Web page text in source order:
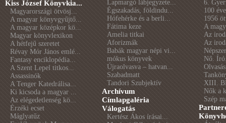
Kiss József Könyvkia...
Magyarországi ötvösj...
A magyar könyvgyűjtő...
A magyar középkor kö...
Magyar könyvlexikon
A hétfejű szeretet
Révay Mór János emlé...
Fantasy enciklopédia...
A Szent Lepel titkos...
Assassinók
A Tenger Katedrálisa...
Ki kicsoda a magyar ...
Az elégedetlenség kö...
Érzéki ecset
Máglyatűz
Lapmargó lábjegyzete...
Égszakadás, földindu...
Hófehérke és a berli...
Fátima keze
Amelia titkai
Aforizmák
Babák magyar népi vi...
mókus könyvek
Újraolvasva – hatvan...
Szabadmatt
Tandori Szubjektív
Archívum
Címlapgaléria
Válogatás
Kertész Ákos írásai...
6.
100
1956
A
Az
Az
Nő.
XIII.
Nők a
Szép